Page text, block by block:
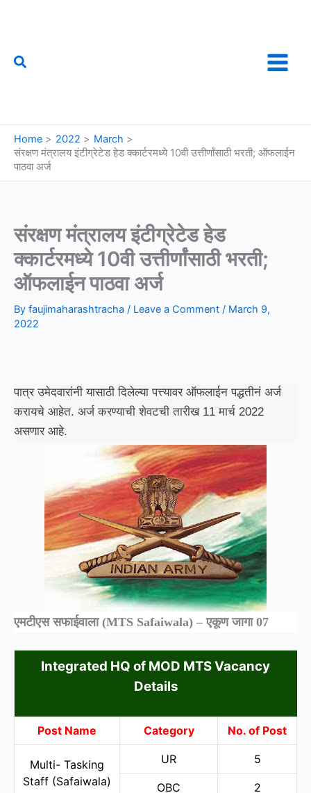
Search
Home 2022
March
संरक्षण मंत्रालय इंटीग्रेटेड हेड क्कार्टरमध्ये 10वी उत्तीर्णांसाठी भरती; ऑफलाईन
पाठवा अर्ज
संरक्षण मंत्रालय इंटीग्रेटेड हेड
क्कार्टरमध्ये 10वी उत्तीर्णांसाठी भरती;
ऑफलाईन पाठवा अर्ज
By faujimaharashtracha / Leave a Comment / March 9,
2022
पात्र उमेदवारांनी यासाठी दिलेल्या पत्त्यावर ऑफलाईन पद्धतीनं अर्ज
करायचे आहेत. अर्ज करण्याची शेवटची तारीख 11 मार्च 2022
असणार आहे.
एमटीएस सफाईवाला (MTS Safaiwala) – एकूण जागा 07
Integrated HQ of MOD MTS Vacancy
Details
Post Name Category No. of Post
Multi- Tasking
Staff (Safaiwala)
UR 5
OBC 2